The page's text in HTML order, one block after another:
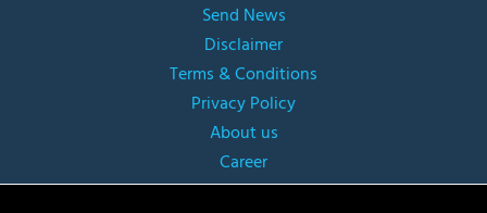
Send News
Disclaimer
Terms & Conditions
Privacy Policy
About us
Career